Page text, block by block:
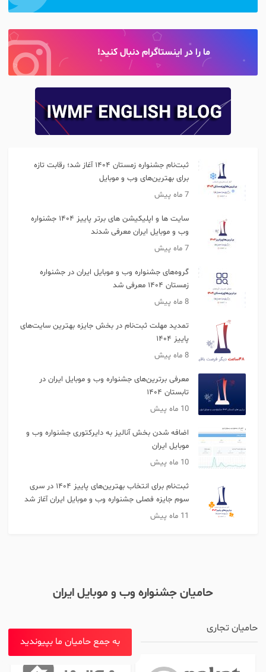
ما را در اینستاگرام دنبال کنید!
ثبت‌نام جشنواره زمستان ‎۱۴۰۴ آغاز شد؛ رقابت تازه
برای بهترین‌های وب و موبایل
7 ماه پیش
سایت ها و اپلیکیشن های برتر پاییز ۱۴۰۴ جشنواره
وب و موبایل ایران معرفی شدند
7 ماه پیش
گروه‌های جشنواره وب و موبایل ایران در جشنواره
زمستان ‎۱۴۰۴ معرفی شد
8 ماه پیش
تمدید مهلت ثبت‌نام در بخش جایزه بهترین سایت‌های
پاییز ‎۱۴۰۴
8 ماه پیش
معرفی برترین‌های جشنواره وب و موبایل ایران در
تابستان ۱۴۰۴
10 ماه پیش
اضافه شدن بخش آنالیز به دایرکتوری جشنواره وب و
موبایل ایران
10 ماه پیش
ثبت‌نام برای انتخاب بهترین‌های پاییز ۱۴۰۴ در سری
سوم جایزه فصلی جشنواره وب و موبایل ایران آغاز شد
11 ماه پیش
حامیان جشنواره وب و موبایل ایران
حامیان تجاری
به جمع حامیان ما بپیوندید